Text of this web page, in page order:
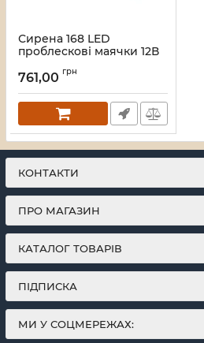
Сирена 168 LED
проблескові маячки 12В
Артикул: 14932
761,00 грн
КОНТАКТИ
ПРО МАГАЗИН
КАТАЛОГ ТОВАРІВ
ПІДПИСКА
МИ У СОЦМЕРЕЖАХ: